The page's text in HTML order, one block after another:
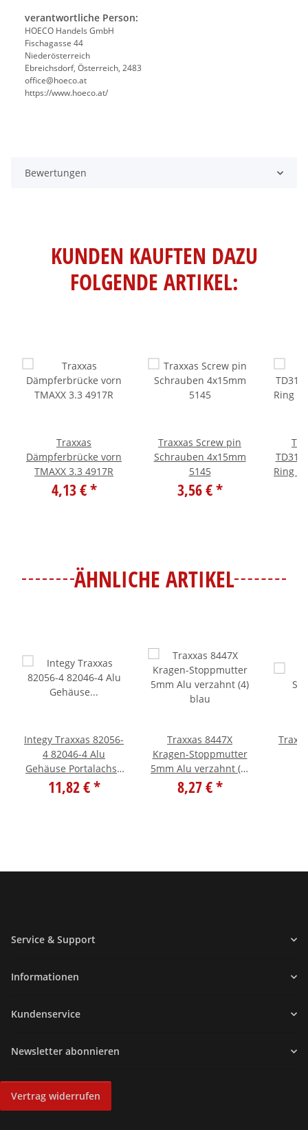
verantwortliche Person:
HOECO Handels GmbH
Fischagasse 44
Niederösterreich
Ebreichsdorf, Österreich, 2483
office@hoeco.at
https://www.hoeco.at/
Bewertungen
KUNDEN KAUFTEN DAZU
FOLGENDE ARTIKEL:
Traxxas
Dämpferbrücke vorn
TMAXX 3.3 4917R
4,13 €*
Traxxas Screw pin
Schrauben 4x15mm
5145
3,56 €*
Ring
ÄHNLICHE ARTIKEL
Integy Traxxas 82056-
4 82046-4 Alu
Gehäuse Portalachse
hinten innen
C28079RED
11,82 €*
Traxxas 8447X
Kragen-Stoppmutter
5mm Alu verzahnt (4)
blau
8,27 €*
Service & Support
Informationen
Kundenservice
Newsletter abonnieren
Vertrag widerrufen